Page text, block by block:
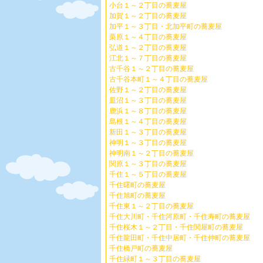
小台１～２丁目の蕎麦屋
加賀１～２丁目の蕎麦屋
加平１～３丁目・北加平町の蕎麦屋
栗原１～４丁目の蕎麦屋
弘道１～２丁目の蕎麦屋
江北１～７丁目の蕎麦屋
古千谷１～２丁目の蕎麦屋
古千谷本町１～４丁目の蕎麦屋
佐野１～２丁目の蕎麦屋
皿沼１～３丁目の蕎麦屋
鹿浜１～８丁目の蕎麦屋
島根１～４丁目の蕎麦屋
新田１～３丁目の蕎麦屋
神明１～３丁目の蕎麦屋
神明南１～２丁目の蕎麦屋
関原１～３丁目の蕎麦屋
千住１～５丁目の蕎麦屋
千住曙町の蕎麦屋
千住旭町の蕎麦屋
千住東１～２丁目の蕎麦屋
千住大川町・千住河原町・千住寿町の蕎麦屋
千住桜木１～２丁目・千住関屋町の蕎麦屋
千住龍田町・千住中居町・千住仲町の蕎麦屋
千住橋戸町の蕎麦屋
千住緑町１～３丁目の蕎麦屋